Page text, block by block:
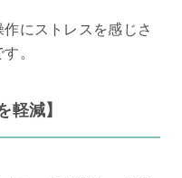
にストレスを感じさ
。
軽減】